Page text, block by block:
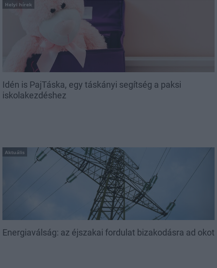
Helyi hírek
Idén is PajTáska, egy táskányi segítség a paksi
iskolakezdéshez
Aktuális
Energiaválság: az éjszakai fordulat bizakodásra ad okot